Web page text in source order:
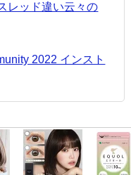
レッド違い云々の
2022 インスト